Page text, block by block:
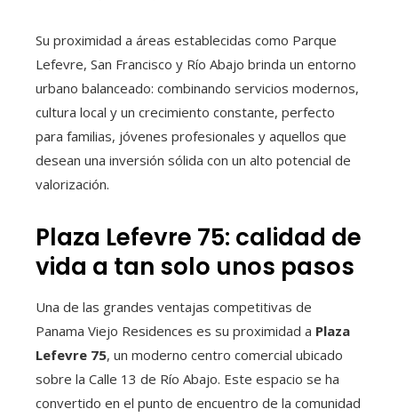
Su proximidad a áreas establecidas como Parque
Lefevre, San Francisco y Río Abajo brinda un entorno
urbano balanceado: combinando servicios modernos,
cultura local y un crecimiento constante, perfecto
para familias, jóvenes profesionales y aquellos que
desean una inversión sólida con un alto potencial de
valorización.
Plaza Lefevre 75: calidad de
vida a tan solo unos pasos
Una de las grandes ventajas competitivas de
Panama Viejo Residences es su proximidad a Plaza
Lefevre 75, un moderno centro comercial ubicado
sobre la Calle 13 de Río Abajo. Este espacio se ha
convertido en el punto de encuentro de la comunidad